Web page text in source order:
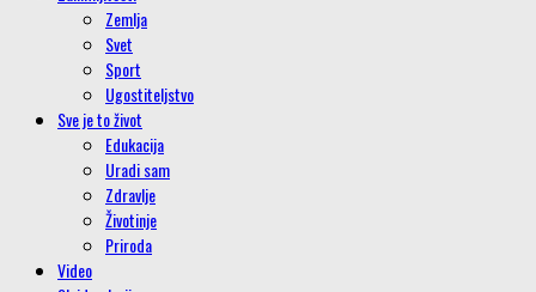
Zemlja
Svet
Sport
Ugostiteljstvo
Sve je to život
Edukacija
Uradi sam
Zdravlje
Životinje
Priroda
Video